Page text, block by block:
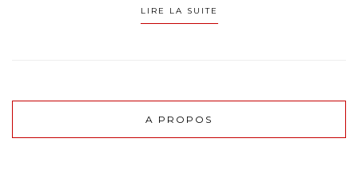
LIRE LA SUITE
A PROPOS